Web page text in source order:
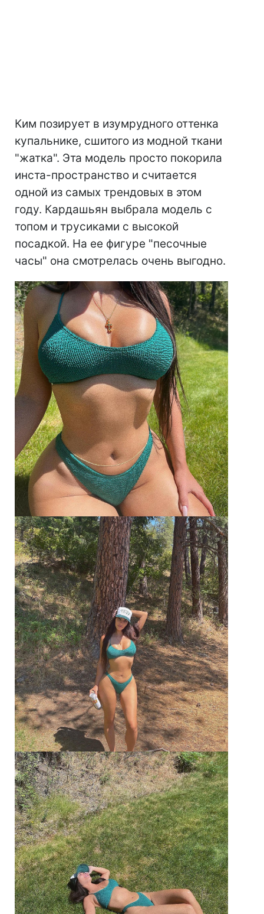
Ким позирует в изумрудного оттенка
купальнике, сшитого из модной ткани
"жатка". Эта модель просто покорила
инста-пространство и считается
одной из самых трендовых в этом
году. Кардашьян выбрала модель с
топом и трусиками с высокой
посадкой. На ее фигуре "песочные
часы" она смотрелась очень выгодно.